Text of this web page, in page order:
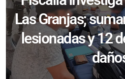
Las Granjas;
lesionadas y 12